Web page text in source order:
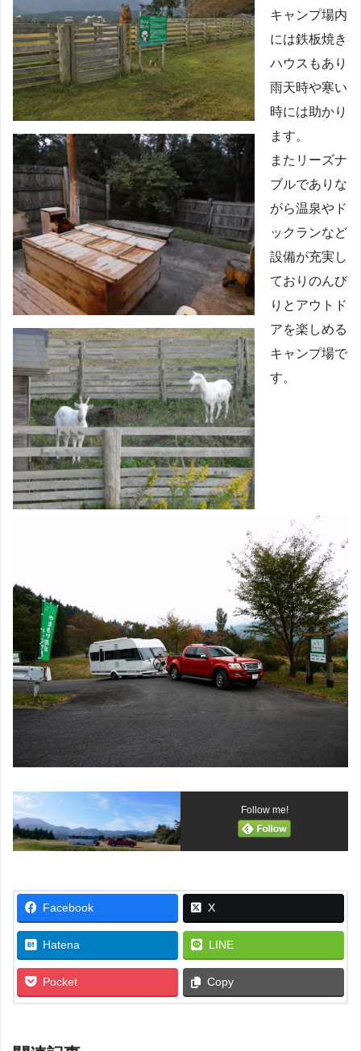
キャンプ場内
には鉄板焼き
ハウスもあり
雨天時や寒い
時には助かり
ます。
またリーズナ
ブルでありな
がら温泉やド
ックランなど
設備が充実し
ておりのんび
りとアウトド
アを楽しめる
キャンプ場で
す。
Follow me!
Facebook X
Hatena LINE
Pocket Copy